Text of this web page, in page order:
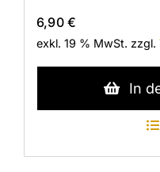
6,90€
exkl. 19 % MwSt. zzgl.
In